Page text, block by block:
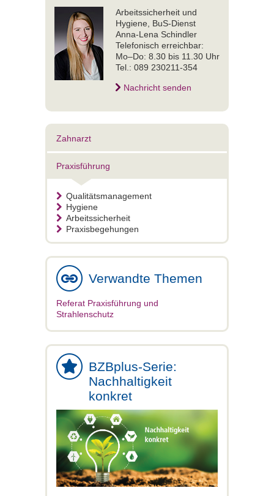
Arbeitssicherheit und
Hygiene, BuS-Dienst
Anna-Lena Schindler
Telefonisch erreichbar:
Mo–Do: 8.30 bis 11.30 Uhr
Tel.: 089 230211-354
Nachricht senden
Zahnarzt
Praxisführung
Qualitätsmanagement
Hygiene
Arbeitssicherheit
Praxisbegehungen
Verwandte Themen
Referat Praxisführung und
Strahlenschutz
BZBplus-Serie:
Nachhaltigkeit
konkret